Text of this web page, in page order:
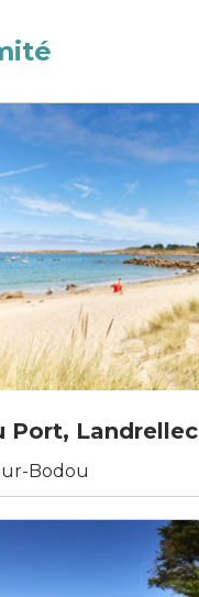
Port, Landrellec
Bodou